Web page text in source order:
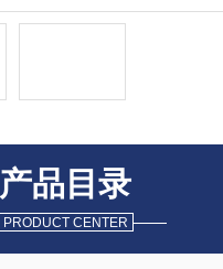
产品目录
PRODUCT CENTER